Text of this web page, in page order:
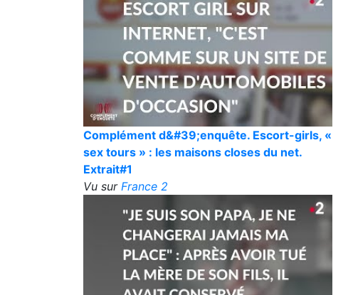
Complément d&#39;enquête. Escort-girls, «
sex tours » : les maisons closes du net.
Extrait#1
Vu sur France 2